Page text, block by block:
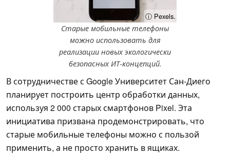
ⓘ Pexels.
Старые мобильные телефоны
можно использовать для
реализации новых экологически
безопасных ИТ-концепций.
В сотрудничестве с Google Университет Сан-Диего
планирует построить центр обработки данных,
используя 2 000 старых смартфонов Pixel. Эта
инициатива призвана продемонстрировать, что
старые мобильные телефоны можно с пользой
применить, а не просто хранить в ящиках.